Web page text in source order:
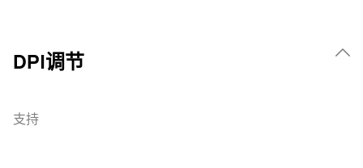
DPI调节
支持